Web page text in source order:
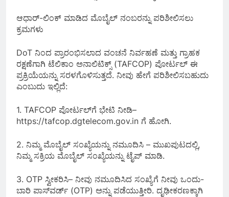
ಆಧಾರ್-ಲಿಂಕ್ ಮಾಡಿದ ಮೊಬೈಲ್ ನಂಬರನ್ನು ಪರಿಶೀಲಿಸಲು
ಕ್ರಮಗಳು
DoT ನಿಂದ ಪ್ರಾರಂಭಿಸಲಾದ ವಂಚನೆ ನಿರ್ವಹಣೆ ಮತ್ತು ಗ್ರಾಹಕ
ರಕ್ಷಣೆಗಾಗಿ ಟೆಲಿಕಾಂ ಅನಾಲಿಟಿಕ್ಸ್ (TAFCOP) ಪೋರ್ಟಲ್ ಈ
ಪ್ರಕ್ರಿಯೆಯನ್ನು ಸರಳಗೊಳಿಸುತ್ತದೆ. ನೀವು ಹೇಗೆ ಪರಿಶೀಲಿಸಬಹುದು
ಎಂಬುದು ಇಲ್ಲಿದೆ:
1. TAFCOP ಪೋರ್ಟಲ್‌ಗೆ ಭೇಟಿ ನೀಡಿ–
https://tafcop.dgtelecom.gov.in ಗೆ ಹೋಗಿ.
2. ನಿಮ್ಮ ಮೊಬೈಲ್ ಸಂಖ್ಯೆಯನ್ನು ನಮೂದಿಸಿ – ಮುಖಪುಟದಲ್ಲಿ,
ನಿಮ್ಮ ಸಕ್ರಿಯ ಮೊಬೈಲ್ ಸಂಖ್ಯೆಯನ್ನು ಟೈಪ್ ಮಾಡಿ.
3. OTP ಸ್ವೀಕರಿಸಿ– ನೀವು ನಮೂದಿಸಿದ ಸಂಖ್ಯೆಗೆ ನೀವು ಒಂದು-
ಬಾರಿ ಪಾಸ್‌ವರ್ಡ್ (OTP) ಅನ್ನು ಪಡೆಯುತ್ತೀರಿ. ದೃಢೀಕರಣಕ್ಕಾಗಿ